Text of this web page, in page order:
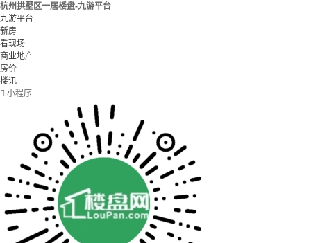
杭州拱墅区一居楼盘-九游平台
九游平台
新房
看现场
商业地产
房价
楼讯
 小程序